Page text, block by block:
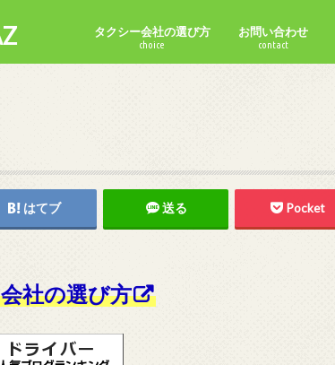
タクシー会社の選び方
choice
お問い合わせ
contact
はてブ 送る Pocket
社の選び方